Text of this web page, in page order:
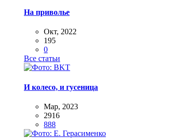
На приволье
Окт, 2022
195
0
Все статьи
И колесо, и гусеница
Мар, 2023
2916
888